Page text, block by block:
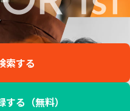
索する
る（無料）